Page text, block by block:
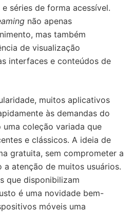
séries de forma acessível.
não apenas
mas também
de visualização
interfaces e conteúdos de
muitos aplicativos
às demandas do
coleção variada que
e clássicos. A ideia de
gratuita, sem comprometer a
atenção de muitos usuários.
que disponibilizam
é uma novidade bem-
móveis uma